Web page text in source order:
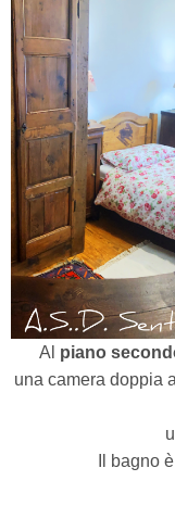
Al piano
una camera doppia
Il bagno